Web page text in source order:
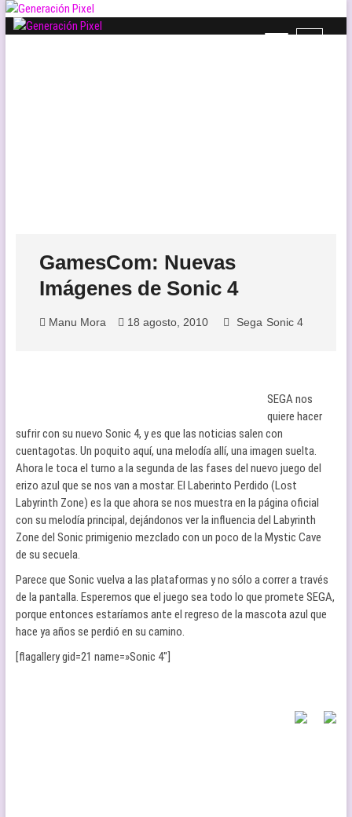
Saltar
B
GamesCom: Nuevas
Imágenes de Sonic 4
Manu Mora 18 agosto, 2010 Sega Sonic 4
SEGA nos
quiere hacer
sufrir con su nuevo Sonic 4, y es que las noticias salen con
cuentagotas. Un poquito aquí, una melodía allí, una imagen suelta.
Ahora le toca el turno a la segunda de las fases del nuevo juego del
erizo azul que se nos van a mostar. El Laberinto Perdido (Lost
Labyrinth Zone) es la que ahora se nos muestra en la página oficial
con su melodía principal, dejándonos ver la influencia del Labyrinth
Zone del Sonic primigenio mezclado con un poco de la Mystic Cave
de su secuela.
Parece que Sonic vuelva a las plataformas y no sólo a correr a través
de la pantalla. Esperemos que el juego sea todo lo que promete SEGA,
porque entonces estaríamos ante el regreso de la mascota azul que
hace ya años se perdió en su camino.
[flagallery gid=21 name=»Sonic 4″]